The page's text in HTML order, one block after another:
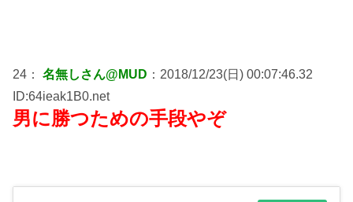
24： 名無しさん@MUD ：2018/12/23(日) 00:07:46.32
ID:64ieak1B0.net
男に勝つための手段やぞ